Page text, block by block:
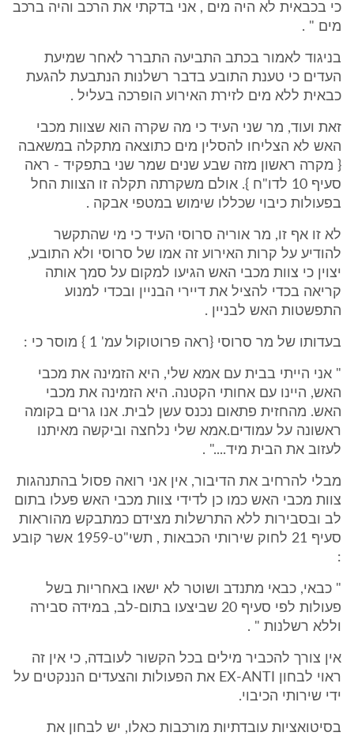
כי בכבאית לא היה מים , אני בדקתי את הרכב והיה ברכב
מים " .
בניגוד לאמור בכתב התביעה התברר לאחר שמיעת
העדים כי טענת התובע בדבר רשלנות הנתבעת להגעת
כבאית ללא מים לזירת האירוע הופרכה בעליל .
זאת ועוד, מר שני העיד כי מה שקרה הוא שצוות מכבי
האש לא הצליחו להסלין מים כתוצאה מתקלה במשאבה
{ מקרה ראשון מזה שבע שנים שמר שני בתפקיד - ראה
סעיף 10 לדו"ח }. אולם משקרתה תקלה זו הצוות החל
בפעולות כיבוי שכללו שימוש במטפי אבקה .
לא זו אף זו, מר אוריה סרוסי העיד כי מי שהתקשר
להודיע על קרות האירוע זה אמו של סרוסי ולא התובע,
יצוין כי צוות מכבי האש הגיעו למקום על סמך אותה
קריאה בכדי להציל את דיירי הבניין ובכדי למנוע
התפשטות האש לבניין .
בעדותו של מר סרוסי {ראה פרוטוקול עמ' 1 } מוסר כי :
" אני הייתי בבית עם אמא שלי, היא הזמינה את מכבי
האש, היינו עם אחותי הקטנה. היא הזמינה את מכבי
האש. מהחזית פתאום נכנס עשן לבית. אנו גרים בקומה
ראשונה על עמודים.אמא שלי נלחצה וביקשה מאיתנו
לעזוב את הבית מיד...." .
מבלי להרחיב את הדיבור, אין אני רואה פסול בהתנהגות
צוות מכבי האש כמו כן לדידי צוות מכבי האש פעלו בתום
לב ובסבירות ללא התרשלות מצידם כמתבקש מהוראות
סעיף 21 לחוק שירותי הכבאות , תשי"ט-1959 אשר קובע
:
" כבאי, כבאי מתנדב ושוטר לא ישאו באחריות בשל
פעולות לפי סעיף 20 שביצעו בתום-לב, במידה סבירה
וללא רשלנות " .
אין צורך להכביר מילים בכל הקשור לעובדה, כי אין זה
ראוי לבחון EX-ANTI את הפעולות והצעדים הננקטים על
ידי שירותי הכיבוי.
בסיטואציות עובדתיות מורכבות כאלו, יש לבחון את